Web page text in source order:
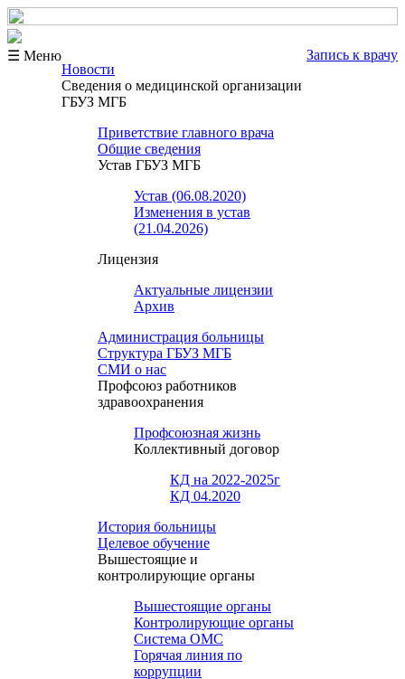
☰ Меню
Запись к врачу
Новости
Сведения о медицинской организации
ГБУЗ МГБ
Приветствие главного врача
Общие сведения
Устав ГБУЗ МГБ
Устав (06.08.2020)
Изменения в устав
(21.04.2026)
Лицензия
Актуальные лицензии
Архив
Администрация больницы
Структура ГБУЗ МГБ
СМИ о нас
Профсоюз работников
здравоохранения
Профсоюзная жизнь
Коллективный договор
КД на 2022-2025г
КД 04.2020
История больницы
Целевое обучение
Вышестоящие и
контролирующие органы
Вышестоящие органы
Контролирующие органы
Система ОМС
Горячая линия по
коррупции